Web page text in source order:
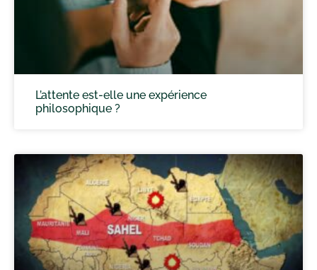
L’attente est-elle une expérience
philosophique ?